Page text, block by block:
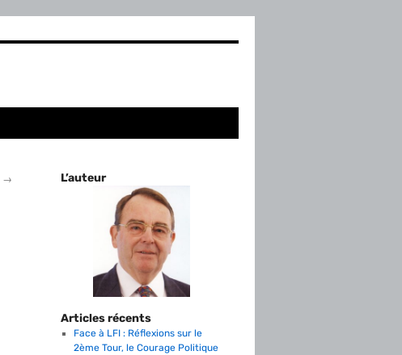
→ L’auteur
Articles récents
Face à LFI : Réflexions sur le
2ème Tour, le Courage Politique